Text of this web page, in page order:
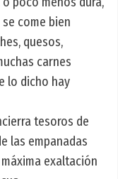
come bien
quesos,
carnes
lo dicho hay
tesoros de
las empanadas
exaltación